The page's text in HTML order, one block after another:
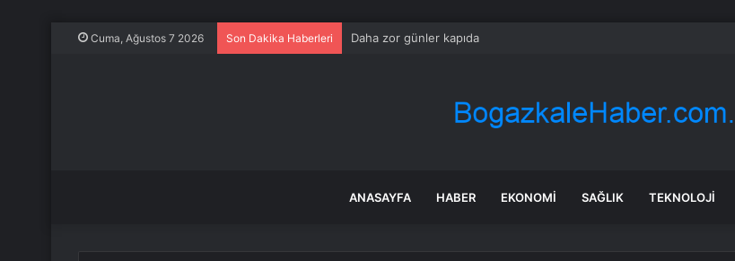
Cuma, Ağustos 7 2026 Son Dakika Haberleri Daha zor günler kapıda
ANASAYFA HABER EKONOMI SAĞLIK TEKNOLOJI